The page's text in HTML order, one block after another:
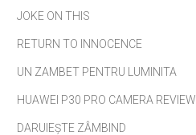
JOKE ON THIS
RETURN TO INNOCENCE
UN ZAMBET PENTRU LUMINITA
HUAWEI P30 PRO CAMERA REVIEW
DARUIEȘTE ZÂMBIND